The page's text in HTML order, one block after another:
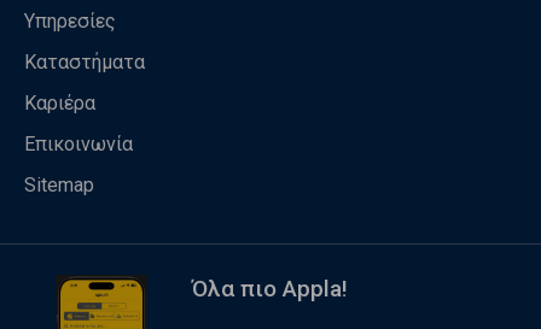
Υπηρεσίες
Καταστήματα
Καριέρα
Επικοινωνία
Sitemap
Όλα πιο Appla!